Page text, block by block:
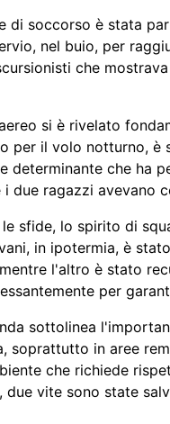
di soccorso è stata
nel buio, per
che
si è rivelato
per il volo notturno, è
determinante che ha
i due ragazzi avevano
sfide, lo spirito di
in ipotermia, è
l'altro è stato
per
sottolinea
soprattutto in aree
che richiede
due vite sono state